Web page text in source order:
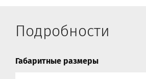
Подробности
Габаритные размеры